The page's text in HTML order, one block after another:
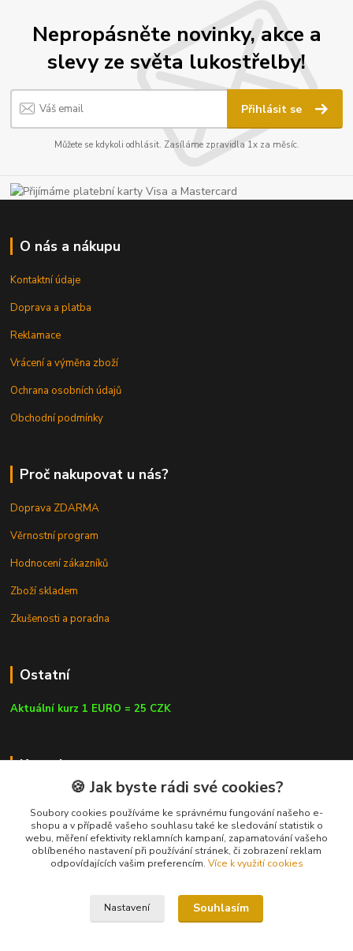
Nepropásněte novinky, akce a
slevy ze světa lukostřelby!
Přihlásit se
Můžete se kdykoli odhlásit. Zasíláme zpravidla 1x za měsíc.
O nás a nákupu
Kontaktní údaje
Doprava a platba
Reklamace
Vrácení a výměna zboží
Ochrana osobních údajů
Obchodní podmínky
Proč nakupovat u nás?
Doprava ZDARMA
Věrnostní program
Hodnocení zákazníků
Zboží skladem
Zkušenosti a poradna
Ostatní
Aktuální kurz 1 EURO = 25 CZK
Kontakty
info@czluk.cz
🍪 Jak byste rádi své cookies?
Soubory cookies používáme ke správnému fungování našeho e-
shopu a v případě vašeho souhlasu také ke sledování statistik o
webu, měření efektivity reklamních kampaní, zapamatování vašeho
oblíbeného nastavení při používání stránek, či zobrazení reklam
odpovídajících vašim preferencím. Více k využití cookies
Nastavení Souhlasím